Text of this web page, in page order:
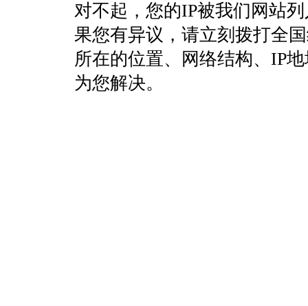
对不起，您的IP被我们网站
果您有异议，请立刻拨打全
所在的位置、网络结构、IP
为您解决。